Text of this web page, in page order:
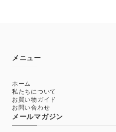
メニュー
ホーム
私たちについて
お買い物ガイド
お問い合わせ
メールマガジン